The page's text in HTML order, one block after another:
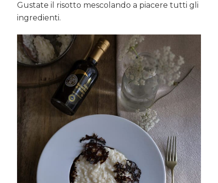
Gustate il risotto mescolando a piacere tutti gli
ingredienti.